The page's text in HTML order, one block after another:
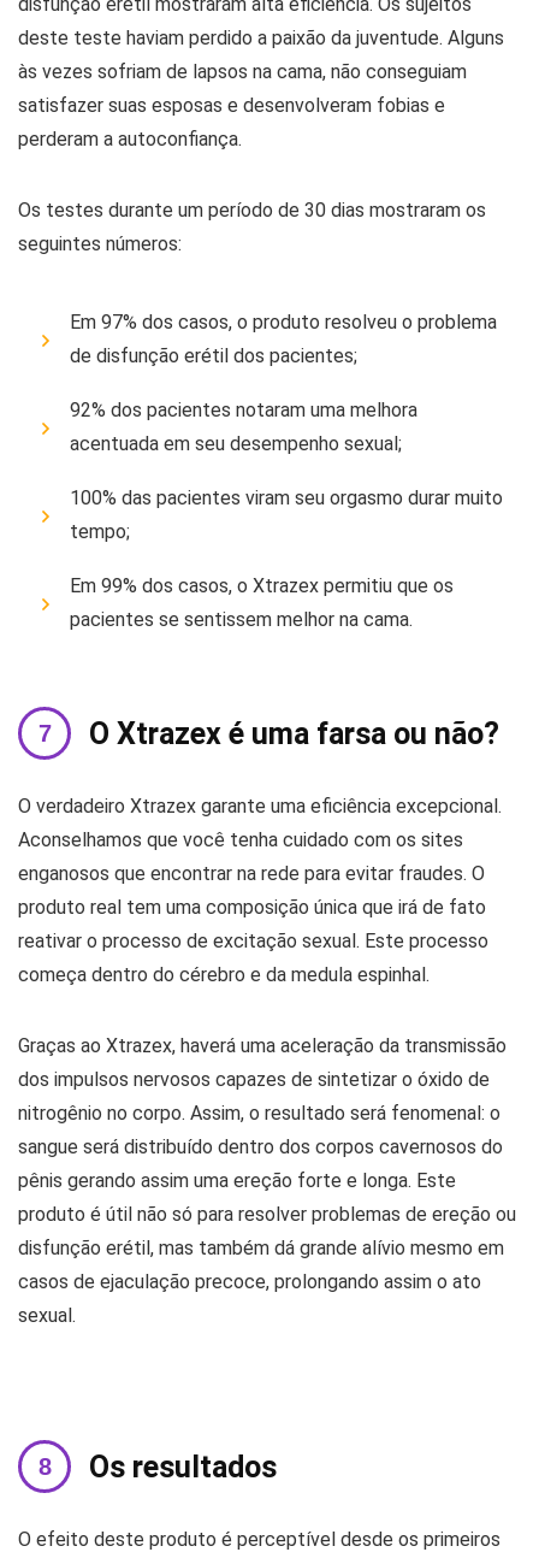
disfunção erétil mostraram alta eficiência. Os sujeitos
deste teste haviam perdido a paixão da juventude. Alguns
às vezes sofriam de lapsos na cama, não conseguiam
satisfazer suas esposas e desenvolveram fobias e
perderam a autoconfiança.
Os testes durante um período de 30 dias mostraram os
seguintes números:
Em 97% dos casos, o produto resolveu o problema
de disfunção erétil dos pacientes;
92% dos pacientes notaram uma melhora
acentuada em seu desempenho sexual;
100% das pacientes viram seu orgasmo durar muito
tempo;
Em 99% dos casos, o Xtrazex permitiu que os
pacientes se sentissem melhor na cama.
O Xtrazex é uma farsa ou não?
O verdadeiro Xtrazex garante uma eficiência excepcional.
Aconselhamos que você tenha cuidado com os sites
enganosos que encontrar na rede para evitar fraudes. O
produto real tem uma composição única que irá de fato
reativar o processo de excitação sexual. Este processo
começa dentro do cérebro e da medula espinhal.
Graças ao Xtrazex, haverá uma aceleração da transmissão
dos impulsos nervosos capazes de sintetizar o óxido de
nitrogênio no corpo. Assim, o resultado será fenomenal: o
sangue será distribuído dentro dos corpos cavernosos do
pênis gerando assim uma ereção forte e longa. Este
produto é útil não só para resolver problemas de ereção ou
disfunção erétil, mas também dá grande alívio mesmo em
casos de ejaculação precoce, prolongando assim o ato
sexual.
Os resultados
O efeito deste produto é perceptível desde os primeiros